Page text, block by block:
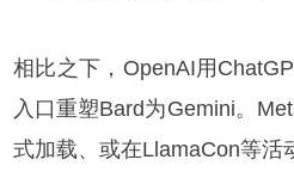
相比之下，OpenAI用
入口重塑Bard为Gemini。
式加载、或在LlamaCon等活